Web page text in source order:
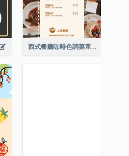
西式餐廳咖啡色調菜單